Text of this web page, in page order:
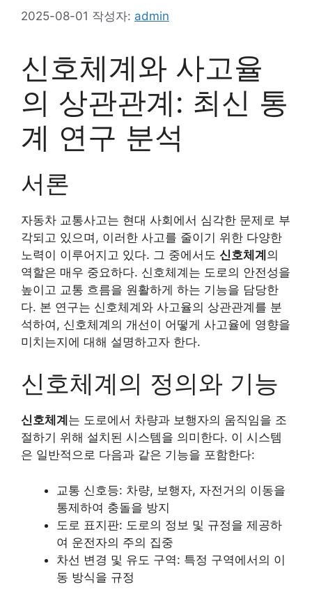
2025-08-01 작성자: admin
신호체계와 사고율
의 상관관계: 최신 통
계 연구 분석
서론
자동차 교통사고는 현대 사회에서 심각한 문제로 부
각되고 있으며, 이러한 사고를 줄이기 위한 다양한
노력이 이루어지고 있다. 그 중에서도 신호체계의
역할은 매우 중요하다. 신호체계는 도로의 안전성을
높이고 교통 흐름을 원활하게 하는 기능을 담당한
다. 본 연구는 신호체계와 사고율의 상관관계를 분
석하여, 신호체계의 개선이 어떻게 사고율에 영향을
미치는지에 대해 설명하고자 한다.
신호체계의 정의와 기능
신호체계 는 도로에서 차량과 보행자의 움직임을 조
절하기 위해 설치된 시스템을 의미한다. 이 시스템
은 일반적으로 다음과 같은 기능을 포함한다:
교통 신호등: 차량, 보행자, 자전거의 이동을
통제하여 충돌을 방지
도로 표지판: 도로의 정보 및 규정을 제공하
여 운전자의 주의 집중
차선 변경 및 유도 구역: 특정 구역에서의 이
동 방식을 규정